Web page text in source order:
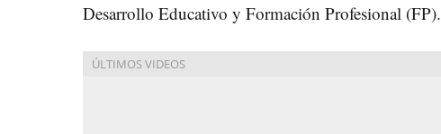
Desarrollo Educativo y Formación Profesional (FP).